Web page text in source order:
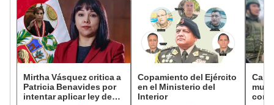
Mirtha Vásquez critica a
Patricia Benavides por
intentar aplicar ley de
Copamiento del Ejército
en el Ministerio del
Interior